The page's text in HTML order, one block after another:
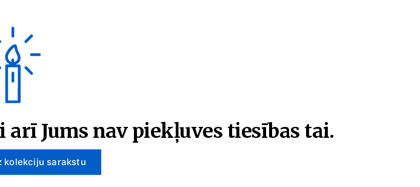
Jums nav piekļuves tiesības tai.
kolekciju sarakstu